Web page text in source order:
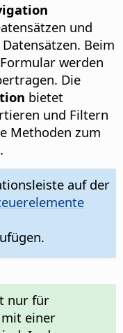
und
Beim
werden
Die
bietet
und Filtern
Methoden zum
auf der
nur für
einer